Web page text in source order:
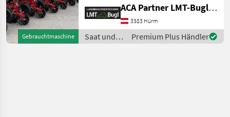
Gebrauchtmaschine
Rüben, pneumatisch, Mais,
hydr. klappbar,
Gummidruckrollen,
Direktsaatausstattung,
ACA Partner LMT-Bugl GmbH
3383 Hürm
Saat und
Pflege /
Premium Plus Händler